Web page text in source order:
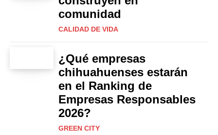
comunidad
CALIDAD DE VIDA
¿Qué empresas
chihuahuenses estarán
en el Ranking de
Empresas Responsables
2026?
GREEN CITY